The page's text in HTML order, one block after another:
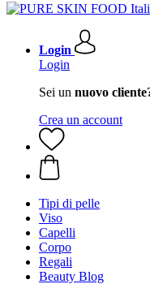
Login
Login
Sei un nuovo
Crea un account
Tipi di pelle
Viso
Capelli
Corpo
Regali
Beauty Blog